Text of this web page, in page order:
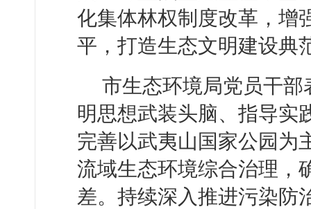
化集体林权制度改革，增
平，打造生态文明建设典
市生态环境局党员干
明思想武装头脑、指导实
完善以武夷山国家公园为
流域生态环境综合治理，
差。持续深入推进污染防